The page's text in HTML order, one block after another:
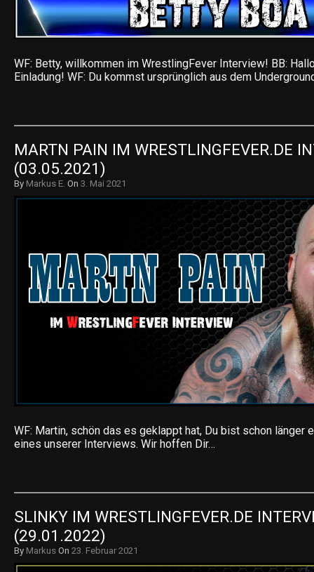
WF: Betty, willkommen im WrestlingFever Interview! BB:
Einladung! WF: Du kommst ursprünglich aus dem
MARTN PAIN IM WRESTLINGFEVER.DE
(03.05.2021)
By Markus E. On 3. Mai 2021
WF: Martin, schön das es geklappt hat, Du bist schon länger
eines unserer Interviews. Wir hoffen Dir…
SLINKY IM WRESTLINGFEVER.DE
(29.01.2022)
By Markus On 23. Februar 2021